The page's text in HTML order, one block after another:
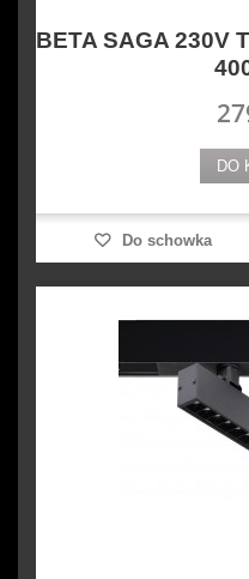
BETA SAGA 230V
DO
Do schowka